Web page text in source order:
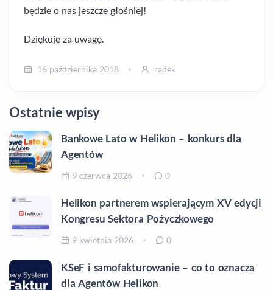
będzie o nas jeszcze głośniej!
Dziękuję za uwagę.
16 października 2018 radek
Ostatnie wpisy
Bankowe Lato w Helikon – konkurs dla
Agentów
9 czerwca 2026 0
Helikon partnerem wspierającym XV edycji
Kongresu Sektora Pożyczkowego
9 kwietnia 2026 0
KSeF i samofakturowanie – co to oznacza
dla Agentów Helikon